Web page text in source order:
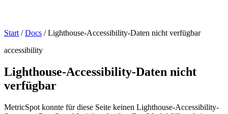
Start / Docs / Lighthouse-Accessibility-Daten nicht verfügbar
accessibility
Lighthouse-Accessibility-Daten nicht
verfügbar
MetricSpot konnte für diese Seite keinen Lighthouse-Accessibility-